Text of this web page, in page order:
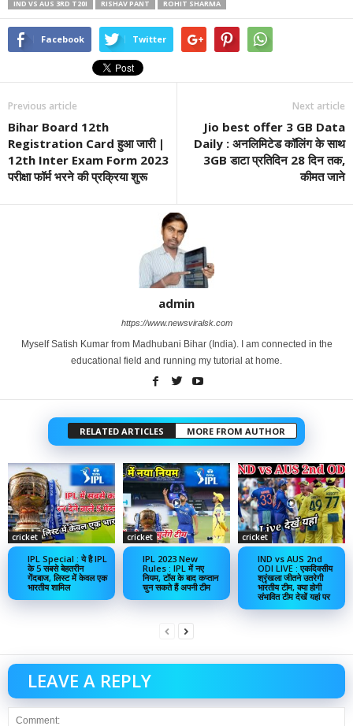
IND VS AUS 3RD T20I RISHAV PANT ROHIT SHARMA
Facebook Twitter
Previous article
Bihar Board 12th
Registration Card हुआ जारी |
12th Inter Exam Form 2023
परीक्षा फॉर्म भरने की प्रक्रिया शुरू
Next article
Jio best offer 3 GB Data
Daily : अनलिमिटेड कॉलिंग के साथ
3GB डाटा प्रतिदिन 28 दिन तक,
कीमत जाने
admin
https://www.newsviralsk.com
Myself Satish Kumar from Madhubani Bihar (India). I am connected in the
educational field and running my tutorial at home.
RELATED ARTICLES MORE FROM AUTHOR
cricket
IPL Special : ये है IPL
के 5 सबसे बेहतरीन
गेंदबाज, लिस्ट में केवल एक
भारतीय शामिल
cricket
IPL 2023 New
Rules : IPL में नए
नियम, टॉस के बाद कप्तान
चुन सकते हैं अपनी टीम
cricket
IND vs AUS 2nd
ODI LIVE : एकदिवसीय
श्रृंखला जीतने उतरेगी
भारतीय टीम, क्या होगी
संभावित टीम देखें यहां पर
LEAVE A REPLY